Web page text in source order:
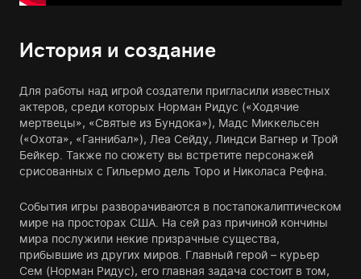
История и создание
Для работы над игрой создатели пригласили известных
актеров, среди которых Норман Ридус («Ходячие
мертвецы», «Святые из Бундока»), Мадс Миккельсен
(«Охота», «Ганнибал»), Леа Сейду, Линдси Вагнер и Трой
Бейкер. Также по сюжету вы встретите персонажей
срисованных с Гильермо дель Торо и Николаса Рефна.
События игры разворачиваются в постапокалиптическом
мире на просторах США. На сей раз причиной кончины
мира послужили некие призрачные существа,
прибывшие из других миров. Главный герой – курьер
Сем (Норман Ридус), его главная задача состоит в том,